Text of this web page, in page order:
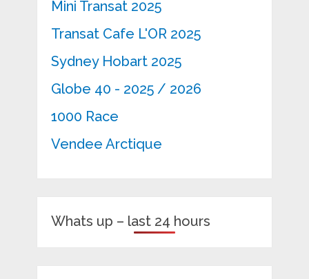
Mini Transat 2025
Transat Cafe L'OR 2025
Sydney Hobart 2025
Globe 40 - 2025 / 2026
1000 Race
Vendee Arctique
Whats up – last 24 hours